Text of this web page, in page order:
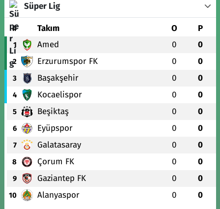
Süper Lig
# Takım O P
1 Amed 0 0
2 Erzurumspor FK 0 0
3 Başakşehir 0 0
4 Kocaelispor 0 0
5 Beşiktaş 0 0
6 Eyüpspor 0 0
7 Galatasaray 0 0
8 Çorum FK 0 0
9 Gaziantep FK 0 0
10 Alanyaspor 0 0